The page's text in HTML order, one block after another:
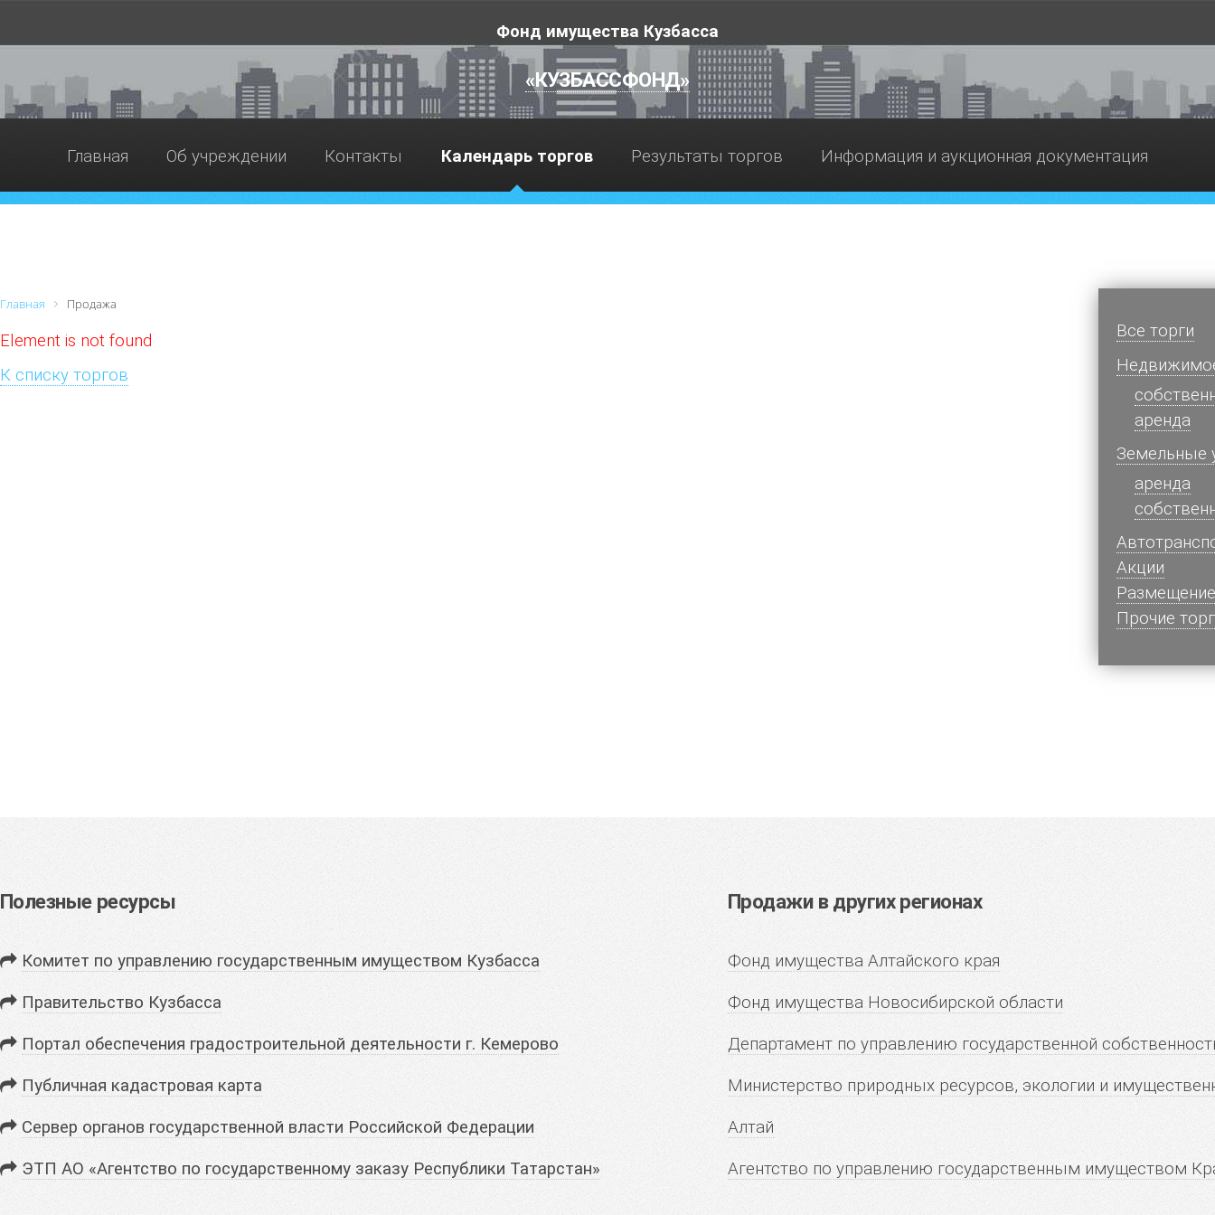
Фонд имущества Кузбасса
«КУЗБАССФОНД»
Главная Об учреждении Контакты Календарь торгов Результаты торгов Информация и аукционная документация
Главная Продажа
Element is not found
К списку торгов
Все торги
аренда
Земельные
аренда
Акции
Прочие
Полезные ресурсы
Комитет по управлению государственным имуществом Кузбасса
Правительство Кузбасса
Портал обеспечения градостроительной деятельности г. Кемерово
Публичная кадастровая карта
Сервер органов государственной власти Российской Федерации
ЭТП АО «Агентство по государственному заказу Республики Татарстан»
Продажи в других регионах
Фонд имущества Алтайского края
Фонд имущества Новосибирской области
Департамент по управлению государственной
Министерство природных ресурсов, экологии и
Алтай
Агентство по управлению государственным имуществом